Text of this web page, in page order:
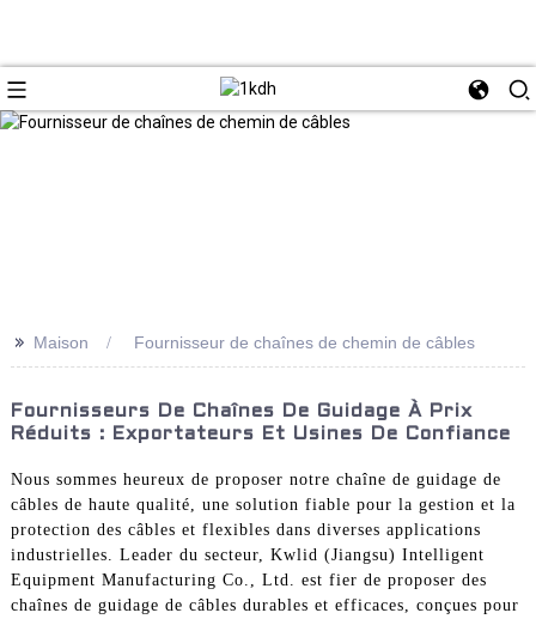
>> Maison Fournisseur de chaînes de chemin de câbles
Fournisseurs De Chaînes De Guidage À Prix
Réduits : Exportateurs Et Usines De Confiance
Nous sommes heureux de proposer notre chaîne de guidage de
câbles de haute qualité, une solution fiable pour la gestion et la
protection des câbles et flexibles dans diverses applications
industrielles. Leader du secteur, Kwlid (Jiangsu) Intelligent
Equipment Manufacturing Co., Ltd. est fier de proposer des
chaînes de guidage de câbles durables et efficaces, conçues pour